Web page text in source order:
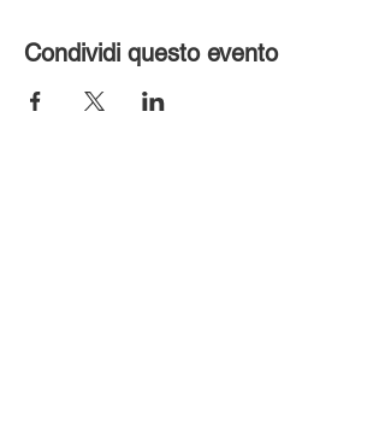
Condividi questo evento